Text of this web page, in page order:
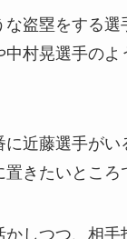
盗塁をする選
中村晃選手のよ
近藤選手がい
きたいところ
しつつ、相手